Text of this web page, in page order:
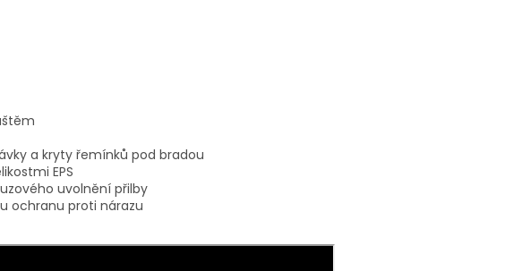
a kryty řemínků pod bradou
EPS
uvolnění přilby
ochranu proti nárazu